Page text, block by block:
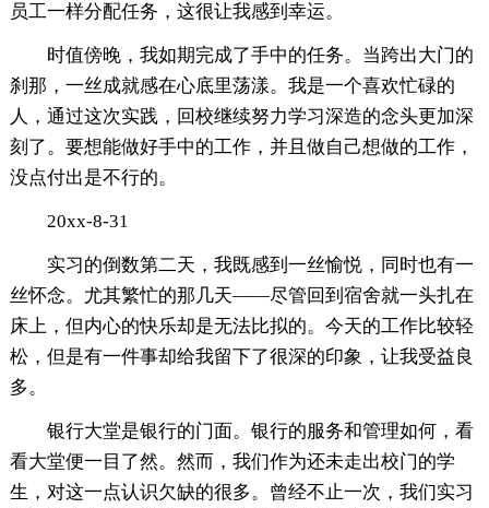
员工一样分配任务，这很让我感到幸运。
时值傍晚，我如期完成了手中的任务。当跨出大门的
刹那，一丝成就感在心底里荡漾。我是一个喜欢忙碌的
人，通过这次实践，回校继续努力学习深造的念头更加深
刻了。要想能做好手中的工作，并且做自己想做的工作，
没点付出是不行的。
20xx-8-31
实习的倒数第二天，我既感到一丝愉悦，同时也有一
丝怀念。尤其繁忙的那几天——尽管回到宿舍就一头扎在
床上，但内心的快乐却是无法比拟的。今天的工作比较轻
松，但是有一件事却给我留下了很深的印象，让我受益良
多。
银行大堂是银行的门面。银行的服务和管理如何，看
看大堂便一目了然。然而，我们作为还未走出校门的学
生，对这一点认识欠缺的很多。曾经不止一次，我们实习